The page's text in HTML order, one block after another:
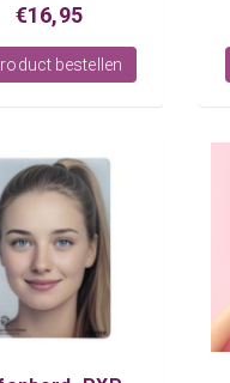
€16,95
bestellen